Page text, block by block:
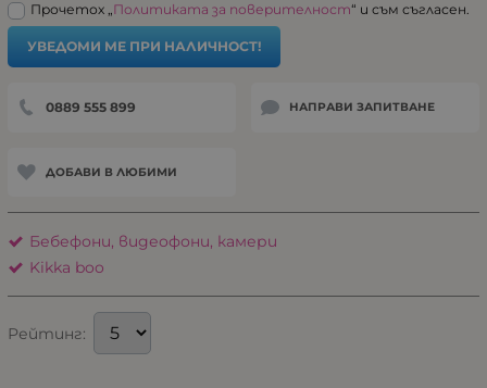
Прочетох „Политиката за поверителност“ и съм съгласен.
УВЕДОМИ МЕ ПРИ НАЛИЧНОСТ!
0889 555 899 НАПРАВИ ЗАПИТВАНЕ
ДОБАВИ В ЛЮБИМИ
Бебефони, видеофони, камери
Kikka boo
Рейтинг: